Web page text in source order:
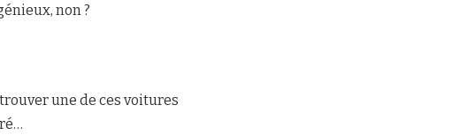
non ?
une de ces voitures